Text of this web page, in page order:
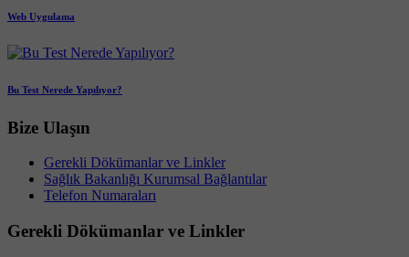
Web Uygulama
Bu Test Nerede Yapılıyor?
Bize Ulaşın
Gerekli Dökümanlar ve Linkler
Sağlık Bakanlığı Kurumsal Bağlantılar
Telefon Numaraları
Gerekli Dökümanlar ve Linkler